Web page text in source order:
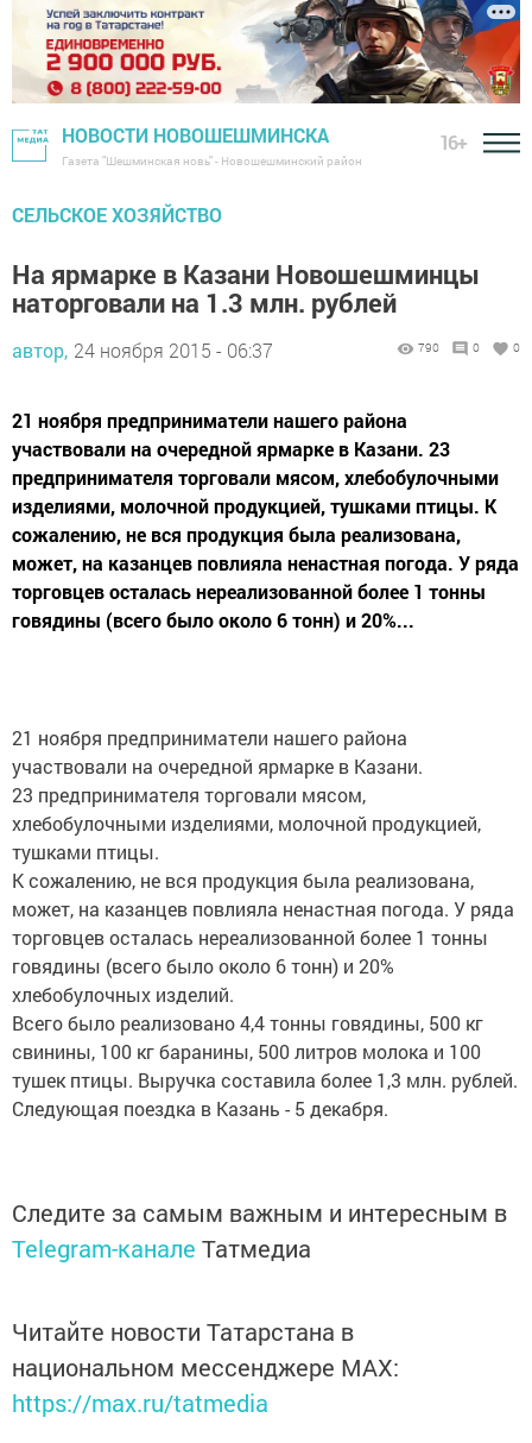
НОВОСТИ НОВОШЕШМИНСКА
Газета "Шешминская новь" - Новошешминский район
16+
СЕЛЬСКОЕ ХОЗЯЙСТВО
На ярмарке в Казани Новошешминцы
наторговали на 1.3 млн. рублей
автор, 24 ноября 2015 - 06:37 790 0 0
21 ноября предприниматели нашего района
участвовали на очередной ярмарке в Казани. 23
предпринимателя торговали мясом, хлебобулочными
изделиями, молочной продукцией, тушками птицы. К
сожалению, не вся продукция была реализована,
может, на казанцев повлияла ненастная погода. У ряда
торговцев осталась нереализованной более 1 тонны
говядины (всего было около 6 тонн) и 20%...
21 ноября предприниматели нашего района
участвовали на очередной ярмарке в Казани.
23 предпринимателя торговали мясом,
хлебобулочными изделиями, молочной продукцией,
тушками птицы.
К сожалению, не вся продукция была реализована,
может, на казанцев повлияла ненастная погода. У ряда
торговцев осталась нереализованной более 1 тонны
говядины (всего было около 6 тонн) и 20%
хлебобулочных изделий.
Всего было реализовано 4,4 тонны говядины, 500 кг
свинины, 100 кг баранины, 500 литров молока и 100
тушек птицы. Выручка составила более 1,3 млн. рублей.
Следующая поездка в Казань - 5 декабря.
Следите за самым важным и интересным в
Telegram-канале Татмедиа
Читайте новости Татарстана в
национальном мессенджере MАХ:
https://max.ru/tatmedia